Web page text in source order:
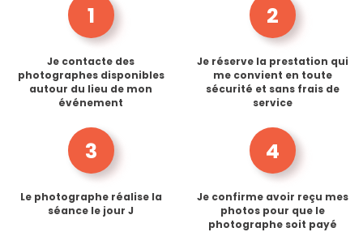
1
Je contacte des
photographes disponibles
autour du lieu de mon
événement
2
Je réserve la prestation qui
me convient en toute
sécurité et sans frais de
service
3
Le photographe réalise la
séance le jour J
4
Je confirme avoir reçu mes
photos pour que le
photographe soit payé